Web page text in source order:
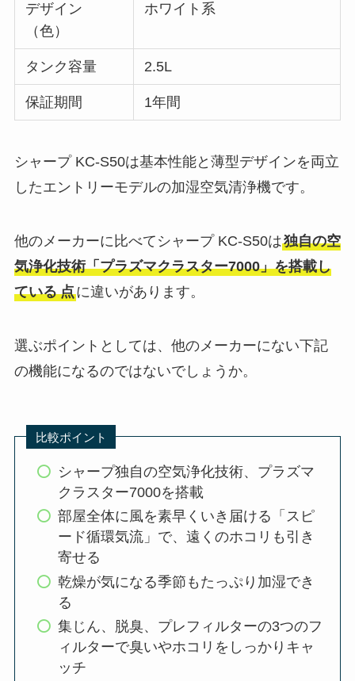
デザイン
（色）
ホワイト系
タンク容量 2.5L
保証期間 1年間
シャープ KC-S50は基本性能と薄型デザインを両立
したエントリーモデルの加湿空気清浄機です。
他のメーカーに比べてシャープ KC-S50は独自の空
気浄化技術「プラズマクラスター7000」を搭載し
ている 点に違いがあります。
選ぶポイントとしては、他のメーカーにない下記
の機能になるのではないでしょうか。
比較ポイント
シャープ独自の空気浄化技術、プラズマ
クラスター7000を搭載
部屋全体に風を素早くいき届ける「スピ
ード循環気流」で、遠くのホコリも引き
寄せる
乾燥が気になる季節もたっぷり加湿でき
る
集じん、脱臭、プレフィルターの3つのフ
ィルターで臭いやホコリをしっかりキャ
ッチ